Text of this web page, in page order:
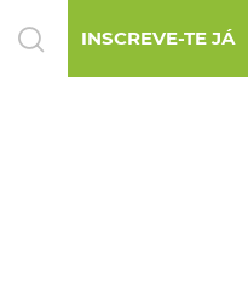
INSCREVE-TE JÁ